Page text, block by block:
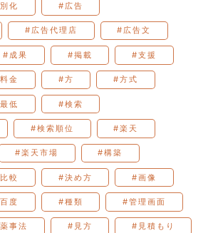
化 #広告
#広告代理店 #広告文
#成果 #掲載 #支援
金 #方 #方式
低 #検索
#検索順位 #楽天
#楽天市場 #構築
較 #決め方 #画像
度 #種類 #管理画面
事法 #見方 #見積もり